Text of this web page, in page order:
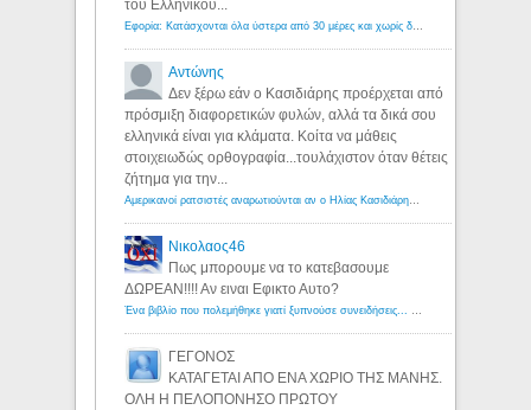
του Ελληνικου...
Εφορία: Κατάσχονται όλα ύστερα από 30 μέρες και χωρίς δικαστικές αποφάσεις - Λόγιος Ερμής
Αντώνης
Δεν ξέρω εάν ο Κασιδιάρης προέρχεται από
πρόσμιξη διαφορετικών φυλών, αλλά τα δικά σου
ελληνικά είναι για κλάματα. Κοίτα να μάθεις
στοιχειωδώς ορθογραφία...τουλάχιστον όταν θέτεις
ζήτημα για την...
Αμερικανοί ρατσιστές αναρωτιούνται αν ο Ηλίας Κασιδιάρης ανήκει στη λευκή φυλή... - Λόγιος Ερμής
Νικολαος46
Πως μπορουμε να το κατεβασουμε
ΔΩΡΕΑΝ!!!! Αν ειναι Εφικτο Αυτο?
Ένα βιβλίο που πολεμήθηκε γιατί ξυπνούσε συνειδήσεις... - Λόγιος Ερμής | Η γνώση ξεκινάει με την αναζήτηση...
ΓΕΓΟΝΟΣ
ΚΑΤΑΓΕΤΑΙ ΑΠΟ ΕΝΑ ΧΩΡΙΟ ΤΗΣ ΜΑΝΗΣ.
ΟΛΗ Η ΠΕΛΟΠΟΝΗΣΟ ΠΡΩΤΟΥ